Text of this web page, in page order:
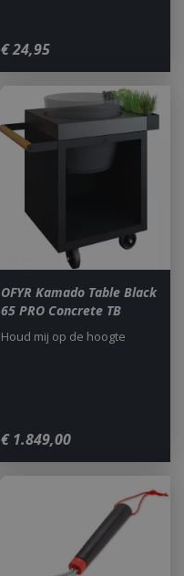
€24,95
OFYR Kamado Table Black
65 PRO Concrete TB
€ 1.849,00
Houd mij op de hoogte